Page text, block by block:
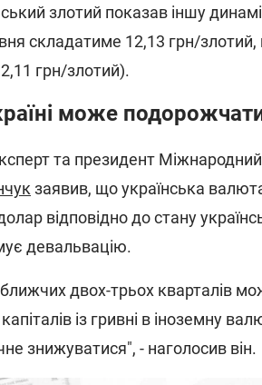
злотий показав іншу
складатиме 12,13 грн/злотий,
грн/злотий).
може
та президент Міжнародний
заявив, що українська
відповідно до стану
девальвацію.
двох-трьох кварталів
із гривні в іноземну
знижуватися", - наголосив він.